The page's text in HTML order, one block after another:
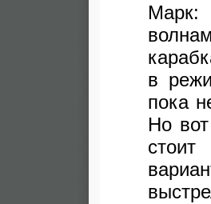
Марк:
в
пока
Но